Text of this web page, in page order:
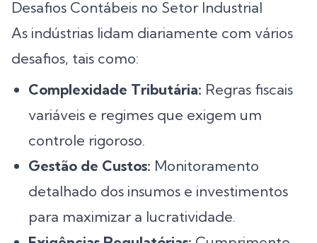
Desafios Contábeis no Setor Industrial
As indústrias lidam diariamente com vários
desafios, tais como:
Complexidade Tributária: Regras fiscais
variáveis e regimes que exigem um
controle rigoroso.
Gestão de Custos: Monitoramento
detalhado dos insumos e investimentos
para maximizar a lucratividade.